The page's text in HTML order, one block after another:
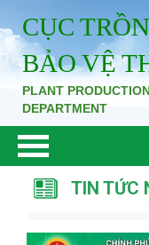
CỤC
BẢO VỆ
PLANT
DEPARTMENT
TIN TỨC